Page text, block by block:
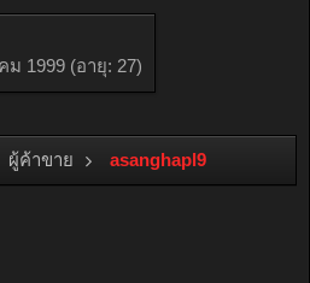
ม 1999 (อายุ: 27)
ผู้ค้าขาย asanghapl9